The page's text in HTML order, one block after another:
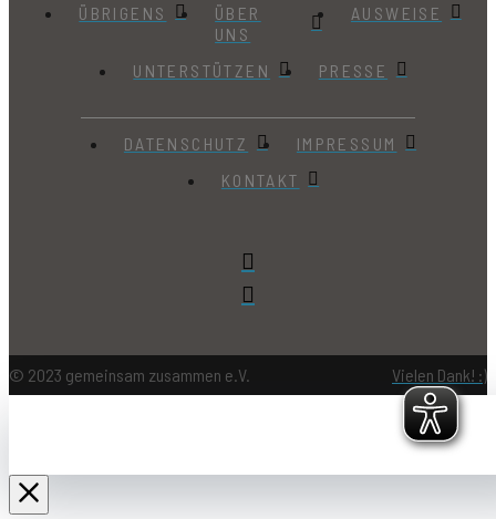
ÜBRIGENS
ÜBER
UNS
AUSWEISE
UNTERSTÜTZEN PRESSE
DATENSCHUTZ
IMPRESSUM
KONTAKT
© 2023 gemeinsam zusammen e.V. Vielen Dank! :)